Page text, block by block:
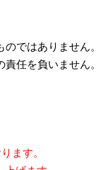
ではありません。
任を負いません。
ます。